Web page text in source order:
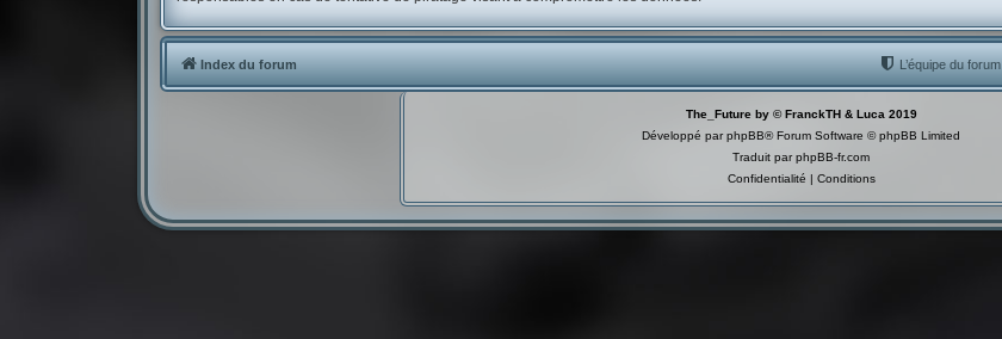
Index du forum L’équipe du forum
The_Future by © FranckTH & Luca 2019
Développé parphpBB® Forum Software © phpBB Limited
Traduit parphpBB-fr.com
Confidentialité
Conditions